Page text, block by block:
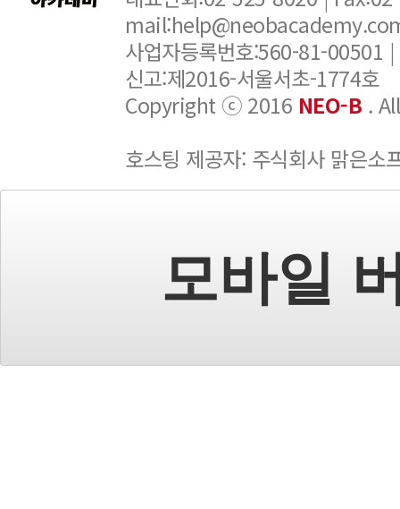
사업자등록번호:560-81-00501
신고:제2016-서울서초-1774호
Copyright ⓒ 2016 NEO-B .
호스팅 제공자: 주식회사 맑은소
모바일